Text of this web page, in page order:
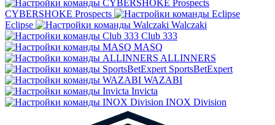
CYBERSHOKE Prospects
Eclipse
Walczaki
Club 333
MASQ
ALLINNERS
SportsBetExpert
WAZABI
Invicta
INOX Division